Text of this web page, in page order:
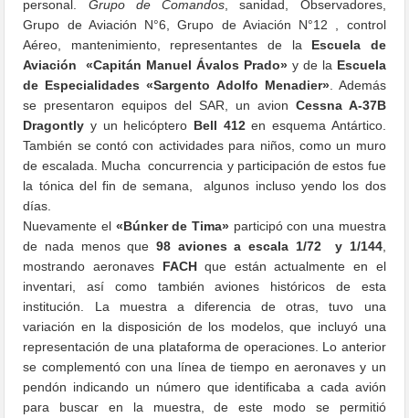
personal. Grupo de Comandos , sanidad, Observadores,
Grupo de Aviación N°6, Grupo de Aviación N°12 , control
Aéreo, mantenimiento, representantes de la Escuela de
Aviación «Capitán Manuel Ávalos Prado»y de la Escuela
de Especialidades «Sargento Adolfo Menadier». Además
se presentaron equipos del SAR, un avion Cessna A-37B
Dragontly y un helicóptero Bell 412en esquema Antártico.
También se contó con actividades para niños, como un muro
de escalada. Mucha concurrencia y participación de estos fue
la tónica del fin de semana, algunos incluso yendo los dos
días.
Nuevamente el «Búnker de Tima» participó con una muestra
de nada menos que98 aviones a escala 1/72 y 1/144,
mostrando aeronaves FACHque están actualmente en el
inventari, así como también aviones históricos de esta
institución. La muestra a diferencia de otras, tuvo una
variación en la disposición de los modelos, que incluyó una
representación de una plataforma de operaciones. Lo anterior
se complementó con una línea de tiempo en aeronaves y un
pendón indicando un número que identificaba a cada avión
para buscar en la muestra, de este modo se permitió